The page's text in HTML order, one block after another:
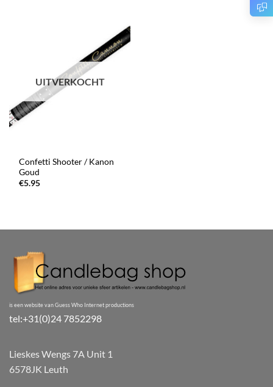
UITVERKOCHT
Confetti Shooter / Kanon
Goud
€5.95
is een website van Guess Who Internet productions
tel:+31(0)24 7852298
Lieskes Wengs 7A Unit 1
6578JK Leuth